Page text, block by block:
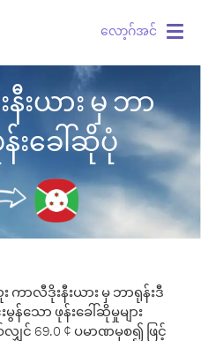
လော့ဂ်အင်
းယား မှ ဘာ
းခေါ်ဆိုပုံ
ကာလီဒိုးနီးယား မှ ဘာရုန်းဒီ
သော ဖုန်းခေါ်ဆိုမှုများ
ျှင် 69.0 ¢ ပမာဏမှစ၍ ဖြင့်